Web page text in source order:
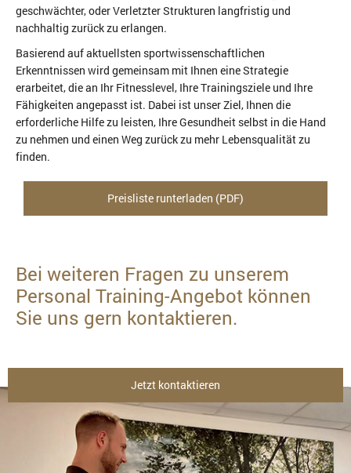
geschwächter, oder Verletzter Strukturen langfristig und
nachhaltig zurück zu erlangen.
Basierend auf aktuellsten sportwissenschaftlichen
Erkenntnissen wird gemeinsam mit Ihnen eine Strategie
erarbeitet, die an Ihr Fitnesslevel, Ihre Trainingsziele und Ihre
Fähigkeiten angepasst ist. Dabei ist unser Ziel, Ihnen die
erforderliche Hilfe zu leisten, Ihre Gesundheit selbst in die Hand
zu nehmen und einen Weg zurück zu mehr Lebensqualität zu
finden.
Preisliste runterladen (PDF)
Bei weiteren Fragen zu unserem
Personal Training-Angebot können
Sie uns gern kontaktieren.
Jetzt kontaktieren